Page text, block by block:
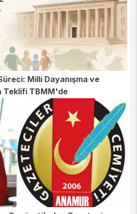
Milli Dayanışma ve
Teklifi TBMM'de